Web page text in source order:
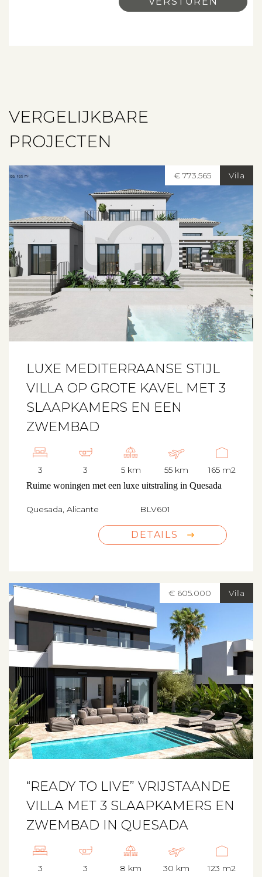
VERGELIJKBARE
PROJECTEN
Villa
€ 773.565
LUXE MEDITERRAANSE STIJL
VILLA OP GROTE KAVEL MET 3
SLAAPKAMERS EN EEN
ZWEMBAD
3 3 5 km 55 km 165 m2
Ruime woningen met een luxe uitstraling in Quesada
Quesada, Alicante BLV601
DETAILS
Villa
€ 605.000
“READY TO LIVE” VRIJSTAANDE
VILLA MET 3 SLAAPKAMERS EN
ZWEMBAD IN QUESADA
3 3 8 km 30 km 123 m2